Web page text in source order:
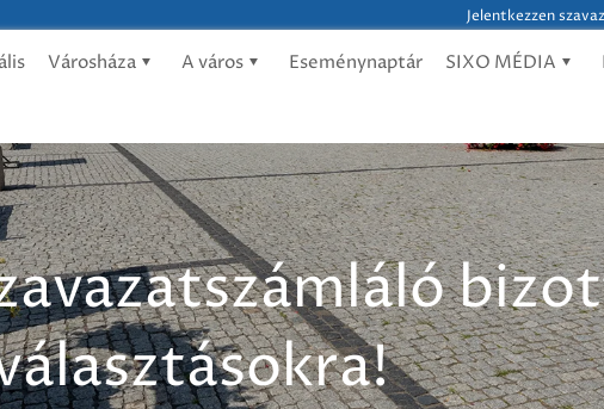
Jelentkezzen
Városháza A város Eseménynaptár SIXO MÉDIA